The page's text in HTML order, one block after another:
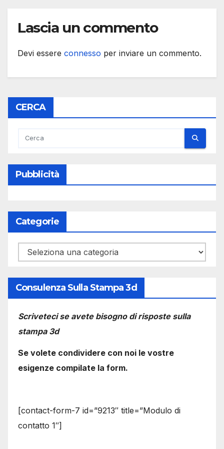
Lascia un commento
Devi essere connesso per inviare un commento.
CERCA
Pubblicità
Categorie
Categorie
Consulenza Sulla Stampa 3d
Scriveteci se avete bisogno di risposte sulla
stampa 3d
Se volete condividere con noi le vostre
esigenze compilate la form.
[contact-form-7 id=”9213″ title=”Modulo di
contatto 1″]